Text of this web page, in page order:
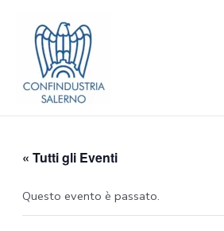
contenuto
« Tutti gli Eventi
Questo evento è passato.